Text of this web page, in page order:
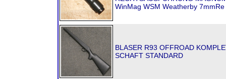
WinMag WSM Weatherby 7mmRe
BLASER R93 OFFROAD
SCHAFT STANDARD